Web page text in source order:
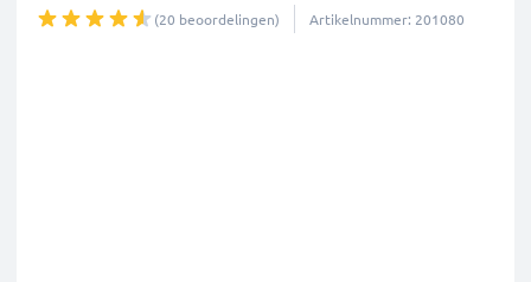
(20 beoordelingen) Artikelnummer: 201080